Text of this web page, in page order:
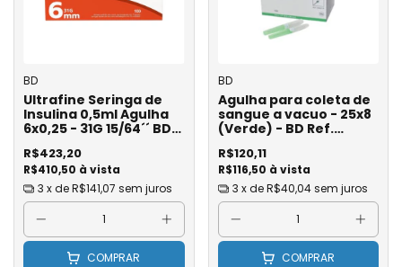
BD
Ultrafine Seringa de
Insulina 0,5ml Agulha
6x0,25 - 31G 15/64´´ BD
100
R$410,50 à vista
R$423,20
3 x deR$141,07 sem juros
COMPRAR
BD
Agulha para coleta de
sangue a vacuo - 25x8
(Verde) - BD Ref.
R$116,50 à vista
R$120,11
3 x deR$40,04 sem juros
COMPRAR